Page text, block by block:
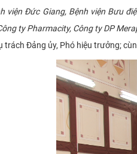
viện Đức Giang, Bệnh viện Bưu
ty Pharmacity, Công ty DP
trách Đảng ủy, Phó hiệu trưởng;